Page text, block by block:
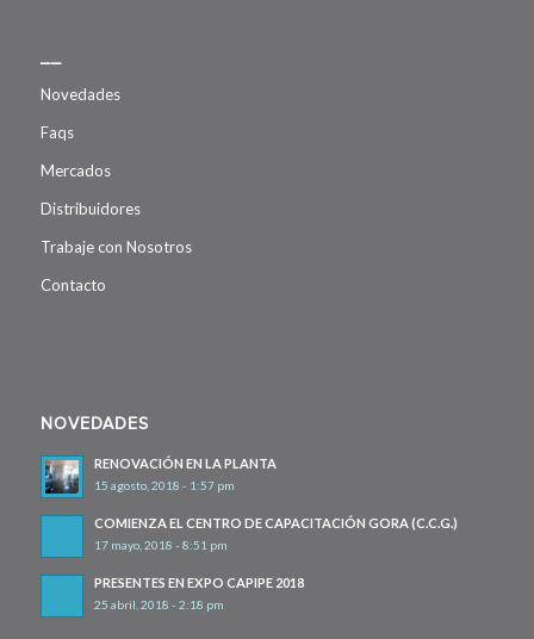
Novedades
Faqs
Mercados
Distribuidores
Trabaje con Nosotros
Contacto
NOVEDADES
RENOVACIÓN EN LA PLANTA
15 agosto, 2018 - 1:57 pm
COMIENZA EL CENTRO DE CAPACITACIÓN GORA (C.C.G.)
17 mayo, 2018 - 8:51 pm
PRESENTES EN EXPO CAPIPE 2018
25 abril, 2018 - 2:18 pm